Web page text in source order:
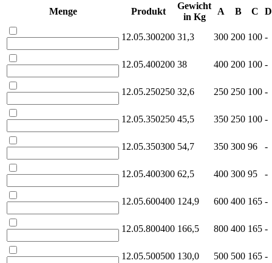
Menge Produkt
Gewicht
in Kg
A B C D
12.05.300200 31,3 300 200 100 -
12.05.400200 38 400 200 100 -
12.05.250250 32,6 250 250 100 -
12.05.350250 45,5 350 250 100 -
12.05.350300 54,7 350 300 96 -
12.05.400300 62,5 400 300 95 -
12.05.600400 124,9 600 400 165 -
12.05.800400 166,5 800 400 165 -
12.05.500500 130,0 500 500 165 -